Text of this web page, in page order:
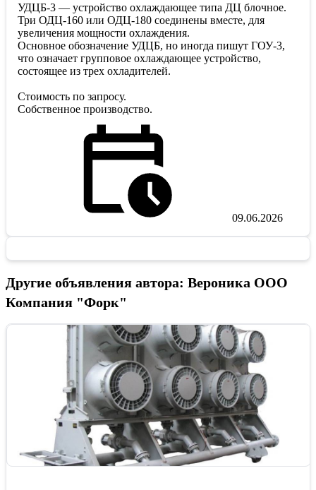
УДЦБ-3 — устройство охлаждающее типа ДЦ блочное.
Три ОДЦ-160 или ОДЦ-180 соединены вместе, для
увеличения мощности охлаждения.
Основное обозначение УДЦБ, но иногда пишут ГОУ-3,
что означает групповое охлаждающее устройство,
состоящее из трех охладителей.
Стоимость по запросу.
Собственное производство.
09.06.2026
Другие объявления автора: Вероника ООО
Компания "Форк"